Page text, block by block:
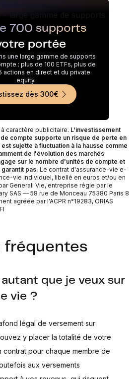
700 supports
portée
une large gamme de supports
: plus de 100 ETFs, plus de
actions en direct et du private
equity.
dès 300€
caractère publicitaire. L'investissement
compte supporte un risque de perte en
sujette à fluctuation à la hausse comme
de l'évolution des marchés
sur le nombre d'unités de compte et
pas. Le contrat d'assurance-vie e-
vie individuel, libellé en euros et/ou en
Generali Vie, entreprise régie par le
SAS — 58 rue de Monceau 75380 Paris 8
agréée par l'ACPR n°19283, ORIAS
fréquentes
que je veux sur
vie ?
légal de versement sur
y placer la totalité de votre
contrat pour chaque membre de
aux versements